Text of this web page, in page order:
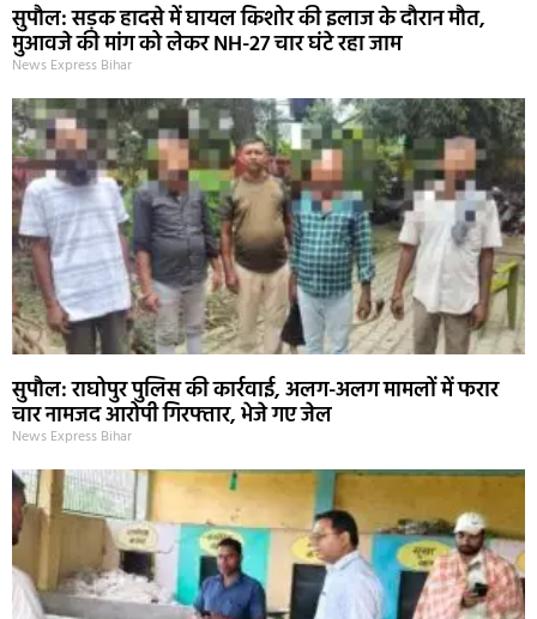
सुपौल: सड़क हादसे में घायल किशोर की इलाज के दौरान मौत,
मुआवजे की मांग को लेकर NH-27 चार घंटे रहा जाम
News Express Bihar
सुपौल: राघोपुर पुलिस की कार्रवाई, अलग-अलग मामलों में फरार
चार नामजद आरोपी गिरफ्तार, भेजे गए जेल
News Express Bihar